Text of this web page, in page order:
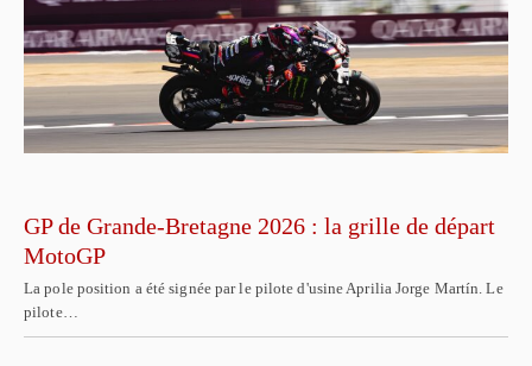
GP de Grande-Bretagne 2026 : la grille de départ
MotoGP
La pole position a été signée par le pilote d'usine Aprilia Jorge Martín. Le
pilote…